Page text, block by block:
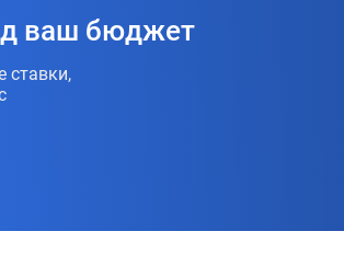
ваш бюджет
ставки,